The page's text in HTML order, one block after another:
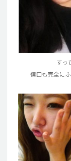
すっ
傷口も完全に